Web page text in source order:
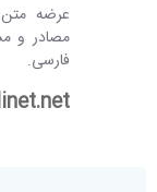
عرضه متن
مصادر و
فارسی.